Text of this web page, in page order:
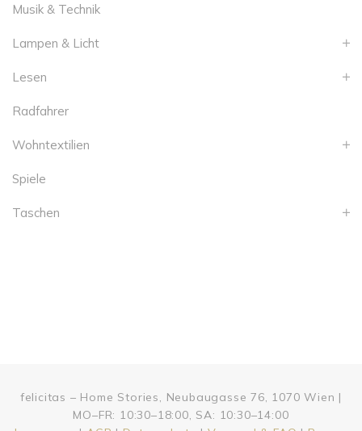
Musik & Technik
Lampen & Licht
Lesen
Radfahrer
Wohntextilien
Spiele
Taschen
felicitas – Home Stories, Neubaugasse 76, 1070 Wien |
MO–FR: 10:30–18:00, SA: 10:30–14:00